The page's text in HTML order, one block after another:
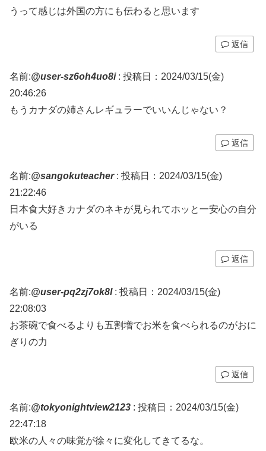
うって感じは外国の方にも伝わると思います
返信
名前:@user-sz6oh4uo8i: 投稿日：2024/03/15(金)
20:46:26
もうカナダの姉さんレギュラーでいいんじゃない？
返信
名前:@sangokuteacher: 投稿日：2024/03/15(金)
21:22:46
日本食大好きカナダのネキが見られてホッと一安心の自分
がいる
返信
名前:@user-pq2zj7ok8l: 投稿日：2024/03/15(金)
22:08:03
お茶碗で食べるよりも五割増でお米を食べられるのがおに
ぎりの力
返信
名前:@tokyonightview2123 : 投稿日：2024/03/15(金)
22:47:18
欧米の人々の味覚が徐々に変化してきてるな。